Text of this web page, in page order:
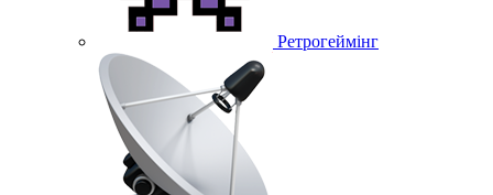
Ретрогеймінг